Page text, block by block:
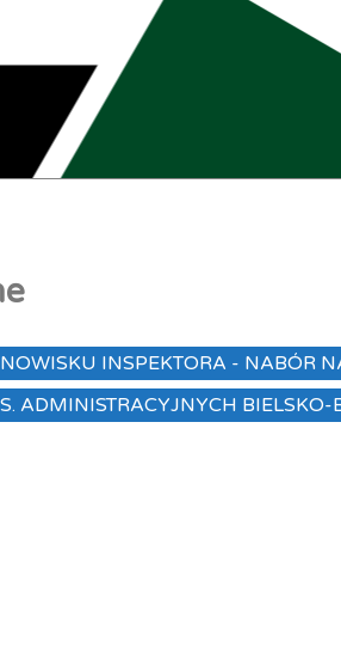
INSPEKTORA - NABÓR
ADMINISTRACYJNYCH BIELSKO-